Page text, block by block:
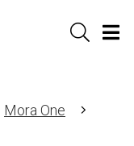
Sök
Mora One